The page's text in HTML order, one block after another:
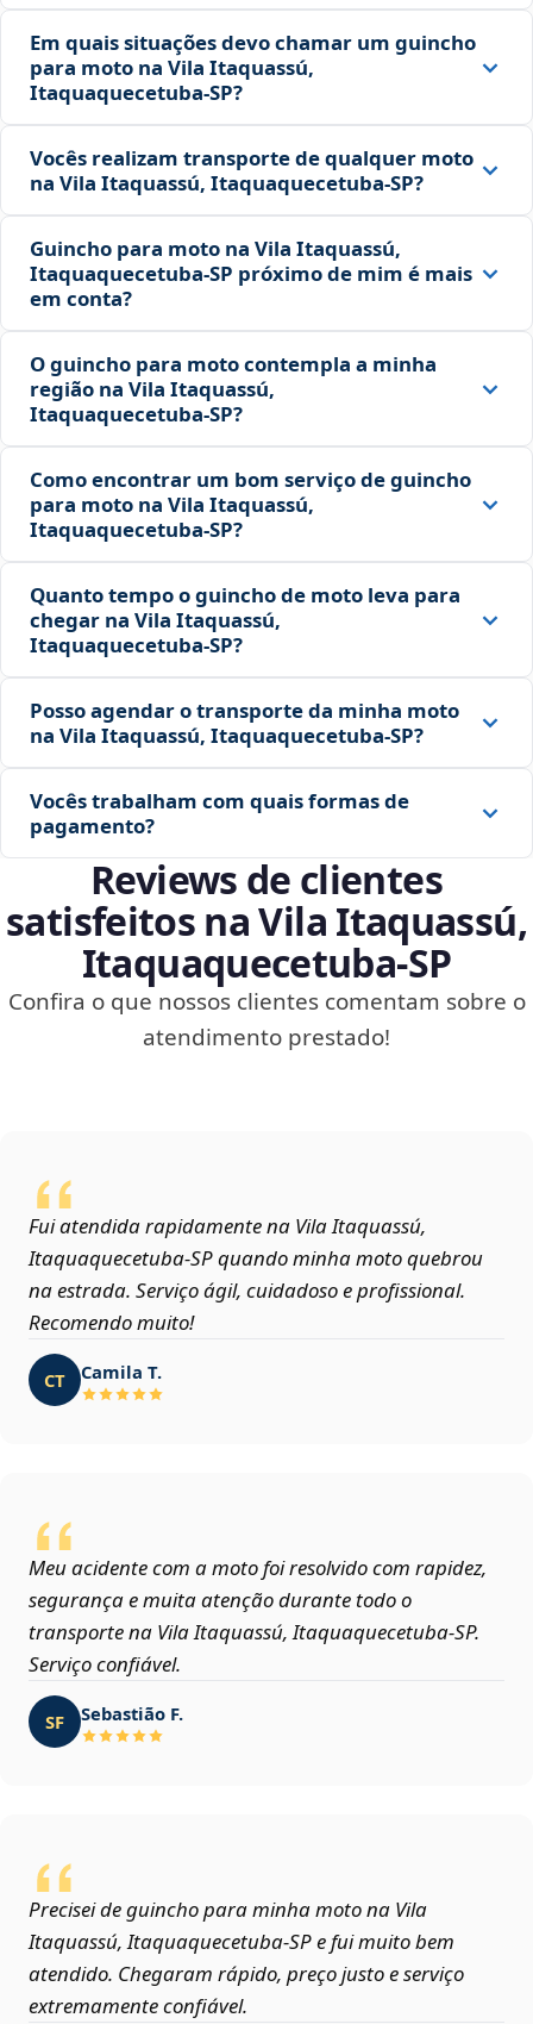
Em quais situações devo chamar um guincho
para moto na Vila Itaquassú,
Itaquaquecetuba‑SP?
Vocês realizam transporte de qualquer moto
na Vila Itaquassú, Itaquaquecetuba‑SP?
Guincho para moto na Vila Itaquassú,
Itaquaquecetuba‑SP próximo de mim é mais
em conta?
O guincho para moto contempla a minha
região na Vila Itaquassú,
Itaquaquecetuba‑SP?
Como encontrar um bom serviço de guincho
para moto na Vila Itaquassú,
Itaquaquecetuba‑SP?
Quanto tempo o guincho de moto leva para
chegar na Vila Itaquassú,
Itaquaquecetuba‑SP?
Posso agendar o transporte da minha moto
na Vila Itaquassú, Itaquaquecetuba‑SP?
Vocês trabalham com quais formas de
pagamento?
Reviews de clientes
satisfeitos na Vila Itaquassú,
Itaquaquecetuba‑SP
Confira o que nossos clientes comentam sobre o
atendimento prestado!
Fui atendida rapidamente na Vila Itaquassú,
Itaquaquecetuba‑SP quando minha moto quebrou
na estrada. Serviço ágil, cuidadoso e profissional.
Recomendo muito!
CT Camila T.
Meu acidente com a moto foi resolvido com rapidez,
segurança e muita atenção durante todo o
transporte na Vila Itaquassú, Itaquaquecetuba‑SP.
Serviço confiável.
SF Sebastião F.
Precisei de guincho para minha moto na Vila
Itaquassú, Itaquaquecetuba‑SP e fui muito bem
atendido. Chegaram rápido, preço justo e serviço
extremamente confiável.